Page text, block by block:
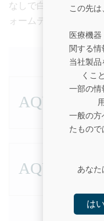
この先
医療機
関する情
当社製
くこ
一部の情
一般の方
たもの
はい
なしで白血球サブセ
ォームテクノロジー（
AQUIOS
AQUIOS